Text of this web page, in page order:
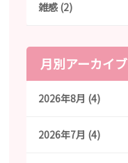
雑感 (2)
月別アーカイブ
2026年8月 (4)
2026年7月 (4)